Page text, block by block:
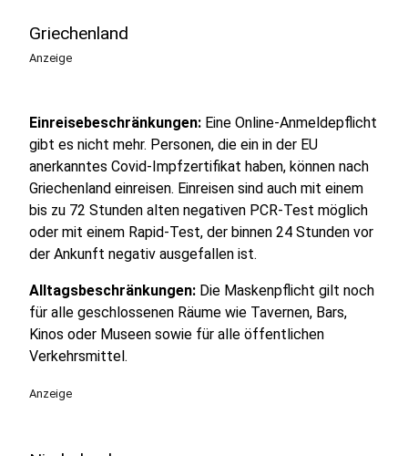
Griechenland
Anzeige
Einreisebeschränkungen: Eine Online-Anmeldepflicht
gibt es nicht mehr. Personen, die ein in der EU
anerkanntes Covid-Impfzertifikat haben, können nach
Griechenland einreisen. Einreisen sind auch mit einem
bis zu 72 Stunden alten negativen PCR-Test möglich
oder mit einem Rapid-Test, der binnen 24 Stunden vor
der Ankunft negativ ausgefallen ist.
Alltagsbeschränkungen: Die Maskenpflicht gilt noch
für alle geschlossenen Räume wie Tavernen, Bars,
Kinos oder Museen sowie für alle öffentlichen
Verkehrsmittel.
Anzeige